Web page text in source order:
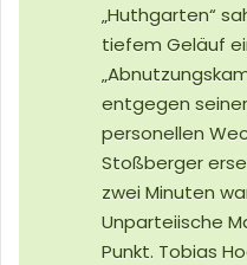
„Huthgarten“
tiefem Geläuf
entgegen
personellen
Stoßberger
zwei Minuten
Unparteiische
Punkt. Tobias